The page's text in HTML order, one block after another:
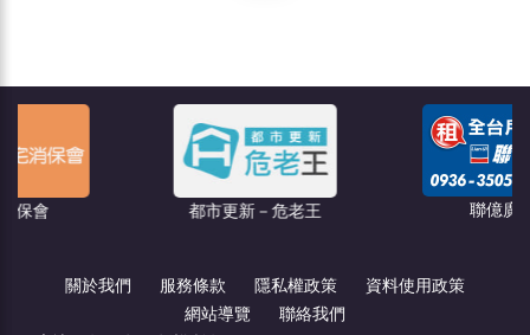
都市更新－危老王
關於我們 服務條款 隱私權政策
資料使用政策
網站導覽
聯絡我們